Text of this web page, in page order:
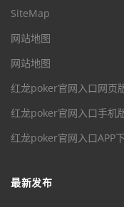
SiteMap
网站地图
网站地图
红龙poker官网入口网页
红龙poker官网入口手机
红龙poker官网入口APP
最新发布